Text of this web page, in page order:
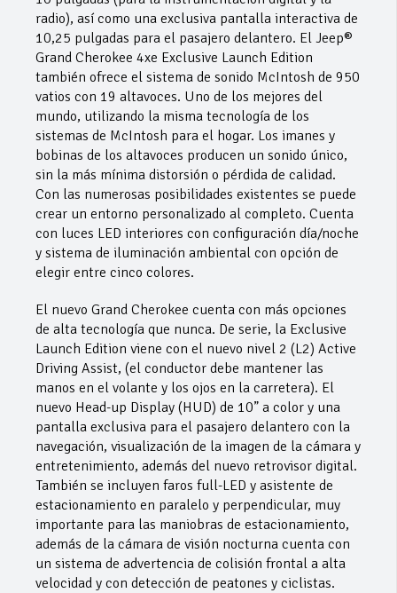
radio), así como una exclusiva pantalla interactiva de
10,25 pulgadas para el pasajero delantero. El Jeep®
Grand Cherokee 4xe Exclusive Launch Edition
también ofrece el sistema de sonido McIntosh de 950
vatios con 19 altavoces. Uno de los mejores del
mundo, utilizando la misma tecnología de los
sistemas de McIntosh para el hogar. Los imanes y
bobinas de los altavoces producen un sonido único,
sin la más mínima distorsión o pérdida de calidad.
Con las numerosas posibilidades existentes se puede
crear un entorno personalizado al completo. Cuenta
con luces LED interiores con configuración día/noche
y sistema de iluminación ambiental con opción de
elegir entre cinco colores.
El nuevo Grand Cherokee cuenta con más opciones
de alta tecnología que nunca. De serie, la Exclusive
Launch Edition viene con el nuevo nivel 2 (L2) Active
Driving Assist, (el conductor debe mantener las
manos en el volante y los ojos en la carretera). El
nuevo Head-up Display (HUD) de 10” a color y una
pantalla exclusiva para el pasajero delantero con la
navegación, visualización de la imagen de la cámara y
entretenimiento, además del nuevo retrovisor digital.
También se incluyen faros full-LED y asistente de
estacionamiento en paralelo y perpendicular, muy
importante para las maniobras de estacionamiento,
además de la cámara de visión nocturna cuenta con
un sistema de advertencia de colisión frontal a alta
velocidad y con detección de peatones y ciclistas.